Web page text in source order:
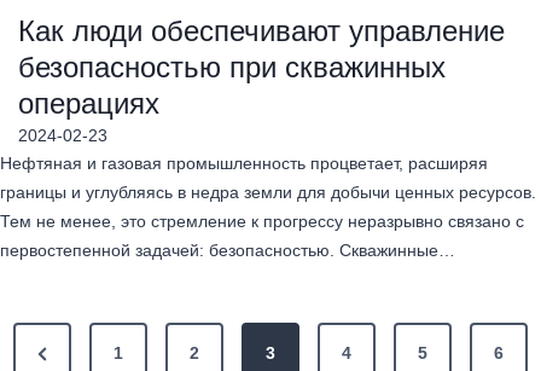
Как люди обеспечивают управление
безопасностью при скважинных
операциях
2024-02-23
Нефтяная и газовая промышленность процветает, расширяя
границы и углубляясь в недра земли для добычи ценных ресурсов.
Тем не менее, это стремление к прогрессу неразрывно связано с
первостепенной задачей: безопасностью. Скважинные…
1 2 3 4 5 6